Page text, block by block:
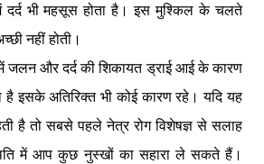
दर्द भी महसूस होता है। इस मुश्किल के चलते
नहीं होती।
और दर्द की शिकायत ड्राई आई के कारण
​इस​के अतिरिक्त भी कोई कारण रहे। यदि यह
है तो सबसे पहले नेत्र रोग विशेषज्ञ से सलाह
में आप कुछ नुस्खों का सहारा ले सकते हैं।